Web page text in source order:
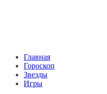
Главная
Гороскоп
Звезды
Игры